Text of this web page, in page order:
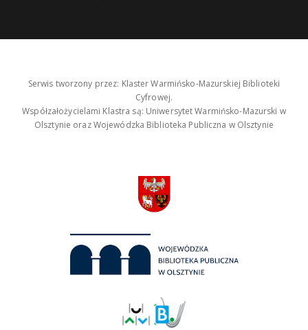
Serwis tworzony przez: Klaster Warmińsko-Mazurskiej Biblioteki
Cyfrowej.
Współzałożycielami Klastra są: Uniwersytet Warmińsko-Mazurski w
Olsztynie oraz Wojewódzka Biblioteka Publiczna w Olsztynie